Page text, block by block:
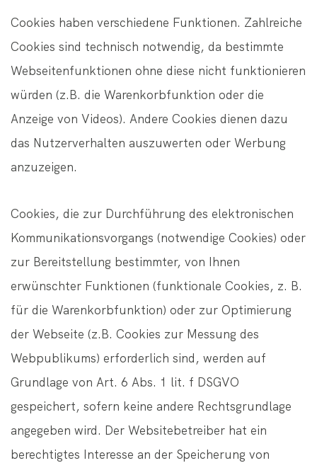
Cookies haben verschiedene Funktionen. Zahlreiche
Cookies sind technisch notwendig, da bestimmte
Webseitenfunktionen ohne diese nicht funktionieren
würden (z.B. die Warenkorbfunktion oder die
Anzeige von Videos). Andere Cookies dienen dazu
das Nutzerverhalten auszuwerten oder Werbung
anzuzeigen.
Cookies, die zur Durchführung des elektronischen
Kommunikationsvorgangs (notwendige Cookies) oder
zur Bereitstellung bestimmter, von Ihnen
erwünschter Funktionen (funktionale Cookies, z. B.
für die Warenkorbfunktion) oder zur Optimierung
der Webseite (z.B. Cookies zur Messung des
Webpublikums) erforderlich sind, werden auf
Grundlage von Art. 6 Abs. 1 lit. f DSGVO
gespeichert, sofern keine andere Rechtsgrundlage
angegeben wird. Der Websitebetreiber hat ein
berechtigtes Interesse an der Speicherung von